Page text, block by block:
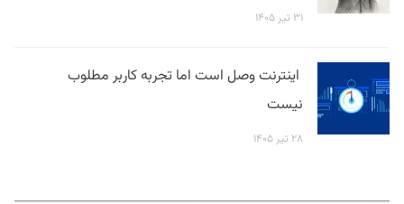
۳۱ تیر ۱۴۰۵
اینترنت وصل است اما تجربه کاربر مطلوب
نیست
۲۸ تیر ۱۴۰۵